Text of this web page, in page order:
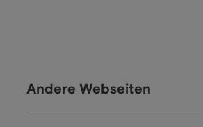
Andere Webseiten